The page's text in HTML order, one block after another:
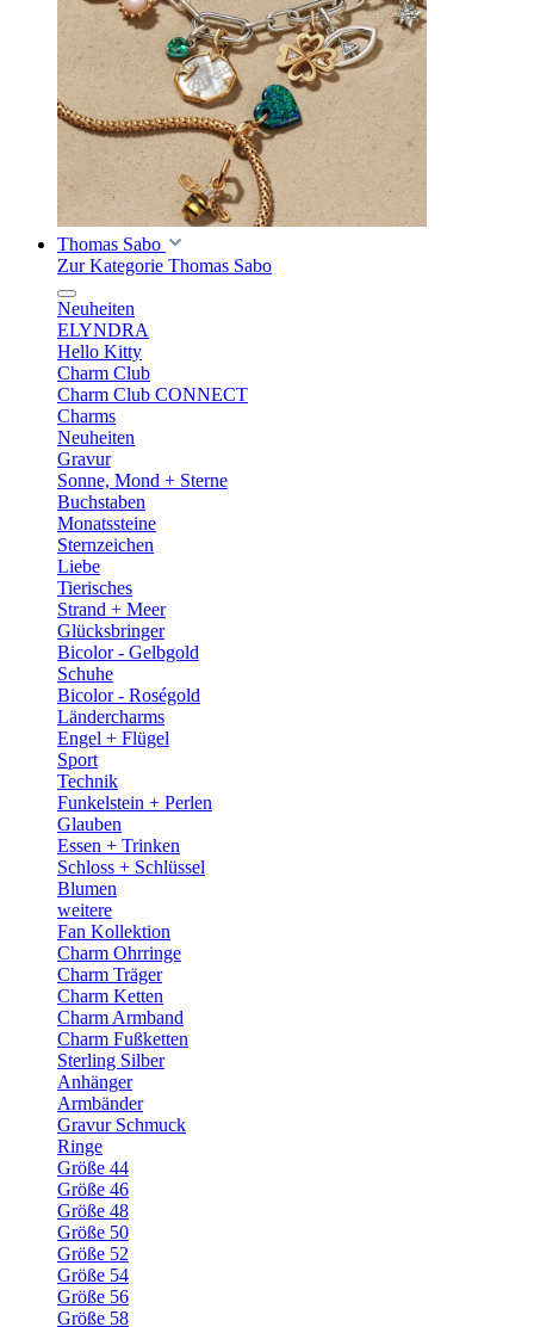
Thomas Sabo
Zur Kategorie Thomas Sabo
Neuheiten
ELYNDRA
Hello Kitty
Charm Club
Charm Club CONNECT
Charms
Neuheiten
Gravur
Sonne, Mond + Sterne
Buchstaben
Monatssteine
Sternzeichen
Liebe
Tierisches
Strand + Meer
Glücksbringer
Bicolor - Gelbgold
Schuhe
Bicolor - Roségold
Ländercharms
Engel + Flügel
Sport
Technik
Funkelstein + Perlen
Glauben
Essen + Trinken
Schloss + Schlüssel
Blumen
weitere
Fan Kollektion
Charm Ohrringe
Charm Träger
Charm Ketten
Charm Armband
Charm Fußketten
Sterling Silber
Anhänger
Armbänder
Gravur Schmuck
Ringe
Größe 44
Größe 46
Größe 48
Größe 50
Größe 52
Größe 54
Größe 56
Größe 58